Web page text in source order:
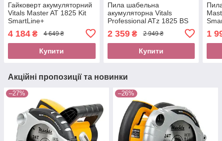
Гайковерт акумуляторний
Vitals Master AT 1825 Kit
SmartLine+
4 184 ₴ 4 649 ₴
Купити
Пила шабельна
акумуляторна Vitals
Professional ATz 1825 BS
2 359₴ 2 949 ₴
Купити
1
Акційні пропозиції та новинки
–27% –26%